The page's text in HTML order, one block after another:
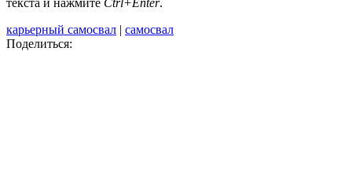
карьерный самосвал | самосвал
Поделиться: